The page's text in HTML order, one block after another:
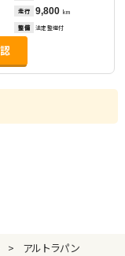
走行 9,800 km
整備 法定整備付
アルトラパン